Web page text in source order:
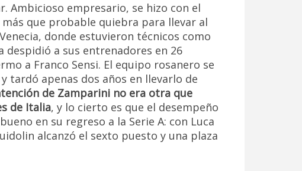
Ambicioso empresario, se hizo con el
más que probable quiebra para llevar al
donde estuvieron técnicos como
despidió a sus entrenadores en 26
a Franco Sensi. El equipo rosanero se
tardó apenas dos años en llevarlo de
de Zamparini no era otra que
de Italia, y lo cierto es que el desempeño
en su regreso a la Serie A: con Luca
alcanzó el sexto puesto y una plaza